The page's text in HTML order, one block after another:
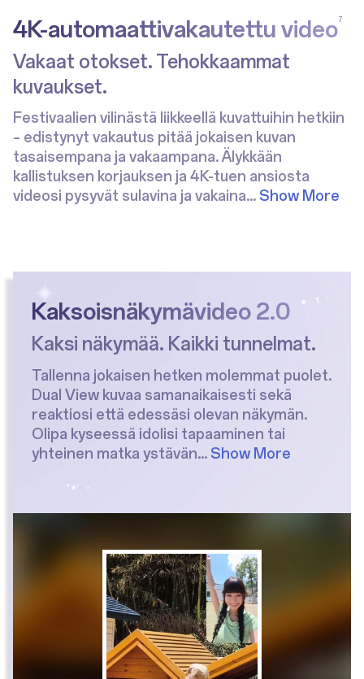
4K-automaattivakautettu video7
Vakaat otokset. Tehokkaammat
kuvaukset.
Festivaalien vilinästä liikkeellä kuvattuihin hetkiin
– edistynyt vakautus pitää jokaisen kuvan
tasaisempana ja vakaampana. Älykkään
kallistuksen korjauksen ja 4K-tuen ansiosta
videosi pysyvät sulavina ja vakaina...Show More
Kaksoisnäkymävideo 2.0
Kaksi näkymää. Kaikki tunnelmat.
Tallenna jokaisen hetken molemmat puolet.
Dual View kuvaa samanaikaisesti sekä
reaktiosi että edessäsi olevan näkymän.
Olipa kyseessä idolisi tapaaminen tai
yhteinen matka ystävän...Show More
Popout 2.0
Sisältösi, mutta astetta
siistimpänä
Muuta arjen hetket näyttäviksi jaettaviksi
luomuksiksi Popout 2.0 -ominaisuudella.
Ruoasta festivaalitunnelmiin – luo huomiota
herättäviä kollaaseja ja jaa vaikuttavia kuvia,